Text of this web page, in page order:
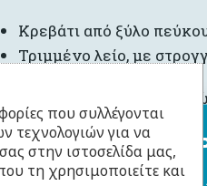
Κρεβάτι από ξύλο
Τριμμένο λείο, με
Φινίρισμα σε φυσικό
Σταθερή δομή με
απόλυτη ασφάλεια.
που συλλέγονται
τεχνολογιών για να
στην ιστοσελίδα μας,
τη χρησιμοποιείτε και
BabyLlama
Γίνε μέλος